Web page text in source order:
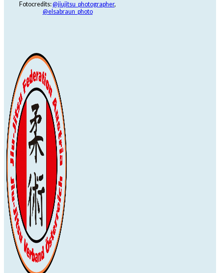
Fotocredits:@jiujitsu_photographer,
@elsabraun_photo